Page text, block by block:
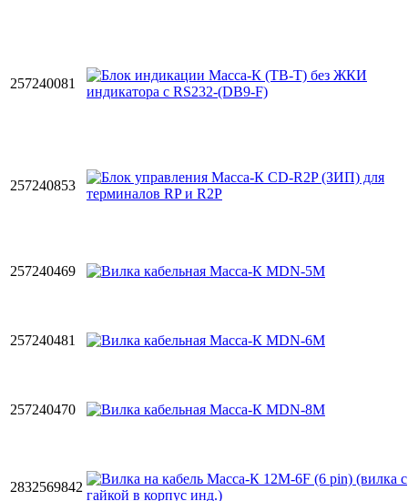
257240081
257240853
257240469
257240481
257240470
2832569842